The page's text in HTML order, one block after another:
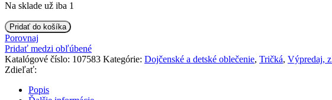
Na sklade už iba 1
množstvo
KIDSBEE
Dievčenské
bavlnené
tričko
Pridať do košíka
Porovnaj
Pridať medzi obľúbené
Katalógové číslo: 107583 Kategórie: Dojčenské a detské oblečenie, Tričká, Výpredaj,
Zdieľať:
Popis